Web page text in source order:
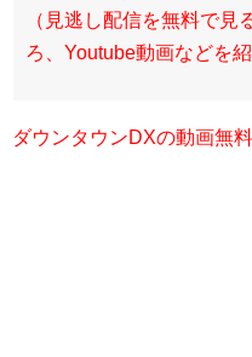
（見逃し配信を無料で見
ろ、Youtube動画などを
ダウンタウンDXの動画無